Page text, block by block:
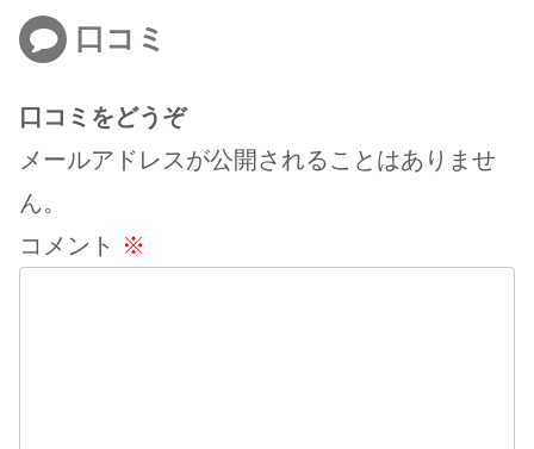
口コミ
口コミをどうぞ
メールアドレスが公開されることはありませ
ん。
コメント ※